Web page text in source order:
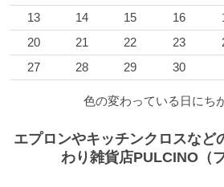
13
14 15 16
20
21 22 23
27
28 29 30
色の変わっている日にち
エプロンやキッチンクロスなど
わり雑貨店PULCINO（